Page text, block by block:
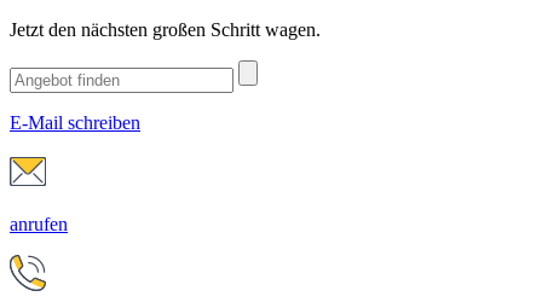
Jetzt den nächsten großen Schritt wagen.
E-Mail schreiben
anrufen